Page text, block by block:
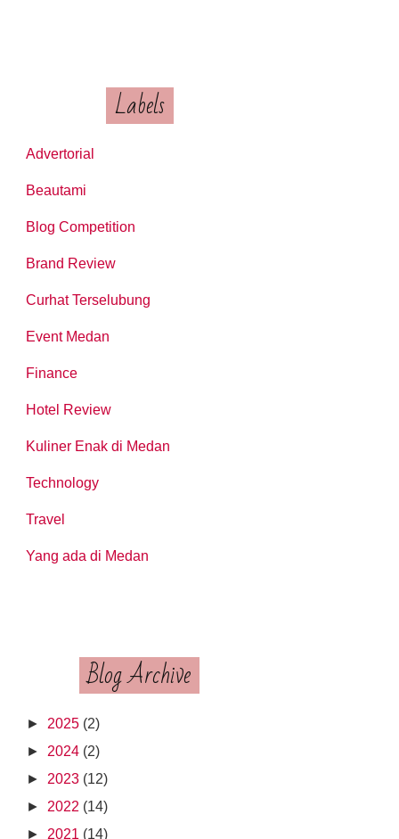
Labels
Advertorial
Beautami
Blog Competition
Brand Review
Curhat Terselubung
Event Medan
Finance
Hotel Review
Kuliner Enak di Medan
Technology
Travel
Yang ada di Medan
Blog Archive
► 2025 (2)
► 2024 (2)
► 2023 (12)
► 2022 (14)
► 2021 (14)